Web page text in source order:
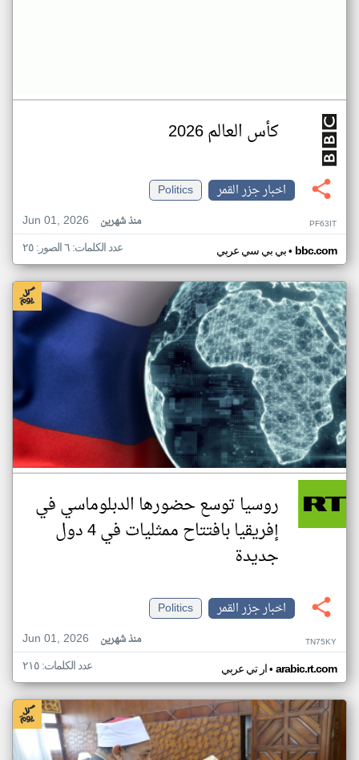
كأس العالم 2026
اخبار جزر القمر
Politics
Jun 01, 2026
منذ شهرين PF63IT
بي بي سي عربي• bbc.com عدد الكلمات: ٦ الصور: ٢٥
روسيا توسع حضورها الدبلوماسي في
إفريقيا بافتتاح ممثليات في 4 دول
جديدة
اخبار جزر القمر
Politics
Jun 01, 2026
منذ شهرين TN75KY
ار تي عربي• arabic.rt.com عدد الكلمات: ٢١٥